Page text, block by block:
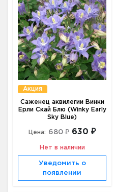
Акция
Саженец аквилегии Винки
Ерли Скай Блю (Winky Early
Sky Blue)
Цена: 680 ₽ 630 ₽
Нет в наличии
Уведомить о
появлении